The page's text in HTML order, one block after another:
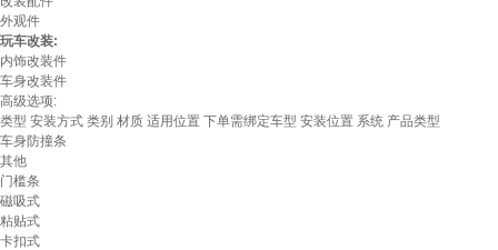
外观件
玩车改装:
内饰改装件
车身改装件
高级选项:
类型 安装方式 类别 材质 适用位置 下单需绑定车型 安装位置 系统 产品类型
车身防撞条
其他
门槛条
磁吸式
粘贴式
卡扣式